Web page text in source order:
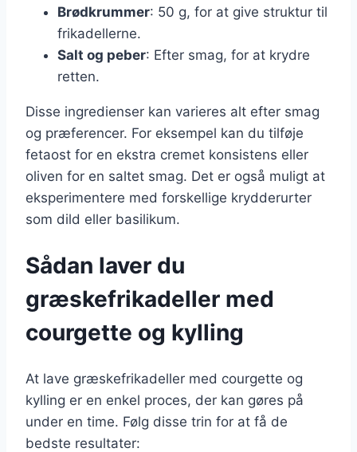
Brødkrummer: 50 g, for at give struktur til
frikadellerne.
Salt og peber: Efter smag, for at krydre
retten.
Disse ingredienser kan varieres alt efter smag
og præferencer. For eksempel kan du tilføje
fetaost for en ekstra cremet konsistens eller
oliven for en saltet smag. Det er også muligt at
eksperimentere med forskellige krydderurter
som dild eller basilikum.
Sådan laver du
græskefrikadeller med
courgette og kylling
At lave græskefrikadeller med courgette og
kylling er en enkel proces, der kan gøres på
under en time. Følg disse trin for at få de
bedste resultater: